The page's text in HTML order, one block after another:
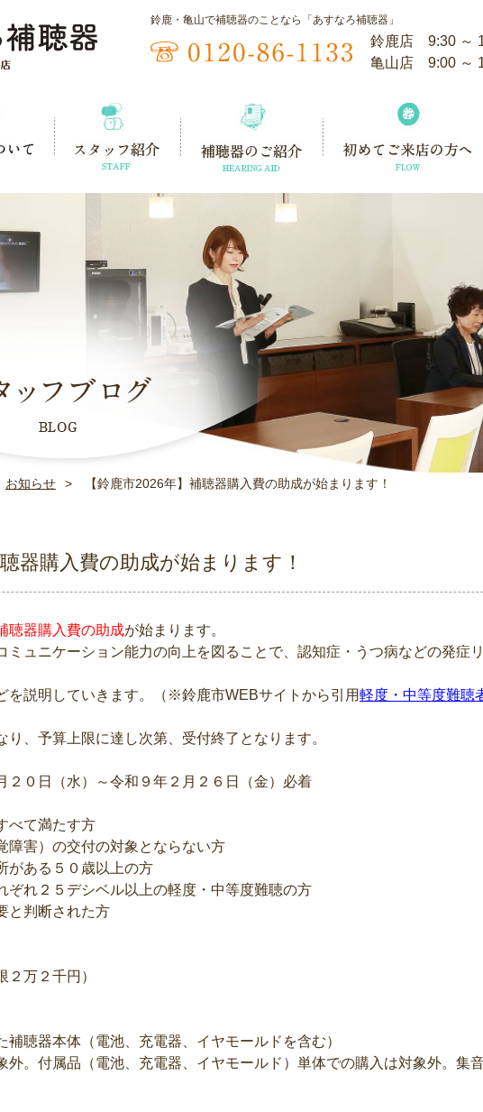
鈴鹿・亀山で補聴器のことなら「あすなろ補聴器」
鈴鹿店 9:30 ～
亀山店 9:00 ～
お知らせ 【鈴鹿市2026年】補聴器購入費の助成が始まります！
聴器購入費の助成が始まります！
聴器購入費の助成が始まります。
ミュニケーション能力の向上を図ることで、認知症・うつ病などの発症
を説明していきます。（※鈴鹿市WEBサイトから引用軽度・中等度難聴
り、予算上限に達し次第、受付終了となります。
２０日（水）～令和９年２月２６日（金）必着
て満たす方
害）の交付の対象とならない方
ある５０歳以上の方
れ２５デシベル以上の軽度・中等度難聴の方
判断された方
万２千円）
聴器本体（電池、充電器、イヤモールドを含む）
外。付属品（電池、充電器、イヤモールド）単体での購入は対象外。集